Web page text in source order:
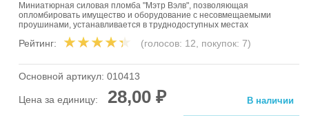
Миниатюрная силовая пломба "Мэтр Вэлв", позволяющая
опломбировать имущество и оборудование с несовмещаемыми
проушинами, устанавливается в труднодоступных местах
Рейтинг: (голосов: 12, покупок: 7)
Основной артикул: 010413
Цена за единицу: 28,00 ₽ В наличии